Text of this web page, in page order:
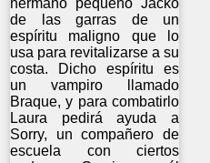
de las garras de un
espíritu maligno que lo
usa para revitalizarse a su
costa. Dicho espíritu es
un vampiro llamado
Braque, y para combatirlo
Laura pedirá ayuda a
Sorry, un compañero de
escuela con ciertos